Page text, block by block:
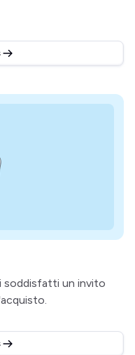
soddisfatti un invito